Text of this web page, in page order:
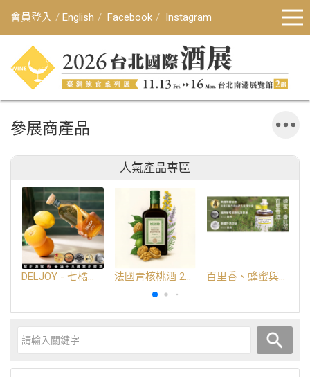
會員登入 English Facebook Instagram
參展商產品
人氣產品專區
DELJOY - 七橘干邑利口酒 24% 法國青核桃酒 25% 百里香、蜂蜜與番紅花酒